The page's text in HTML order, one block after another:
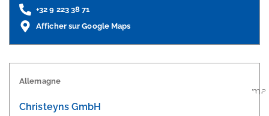
+32 9 223 38 71
Afficher sur Google Maps
Allemagne
Christeyns GmbH